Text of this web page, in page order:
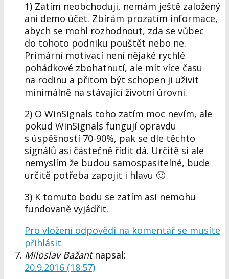
1) Zatím neobchoduji, nemám ještě založený
ani demo účet. Zbírám prozatím informace,
abych se mohl rozhodnout, zda se vůbec
do tohoto podniku pouštět nebo ne.
Primární motivací není nějaké rychlé
pohádkové zbohatnutí, ale mít více času
na rodinu a přitom být schopen ji uživit
minimálně na stávající životní úrovni.
2) O WinSignals toho zatím moc nevím, ale
pokud WinSignals fungují opravdu
s úspěšností 70-90%, pak se dle těchto
signálů asi částečně řídit dá. Určitě si ale
nemyslím že budou samospasitelné, bude
určitě potřeba zapojit i hlavu 🙂
3) K tomuto bodu se zatím asi nemohu
fundovaně vyjádřit.
Pro vložení odpovědi na komentář se musíte
přihlásit
Miloslav Bažant napsal:
20.9.2016 (18:57)